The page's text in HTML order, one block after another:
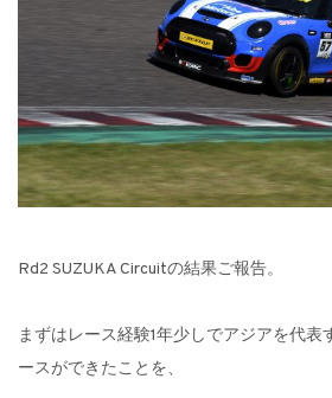
Rd2 SUZUKA Circuitの結果ご報告。
まずはレース経験1年少しでアジアを代表
ースができたことを、